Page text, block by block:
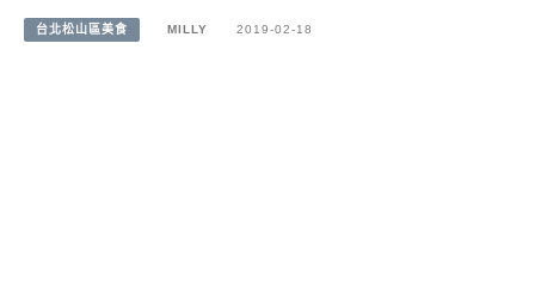
台北松山區美食 MILLY 2019-02-18